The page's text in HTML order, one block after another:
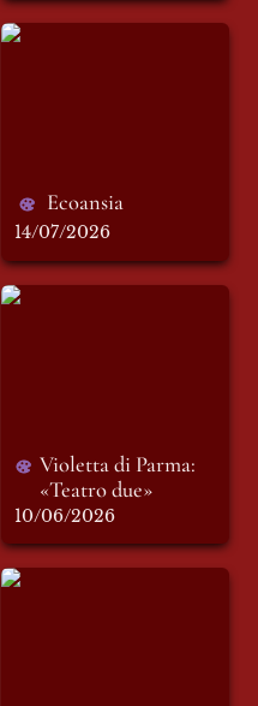
Ecoansia
Ecoansia
14/07/2026
Violetta di Parma:
Violetta di Parma:
«Teatro due»
10/06/2026
Violetta di Parma: